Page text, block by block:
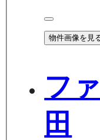
物件画像を見
フ
田